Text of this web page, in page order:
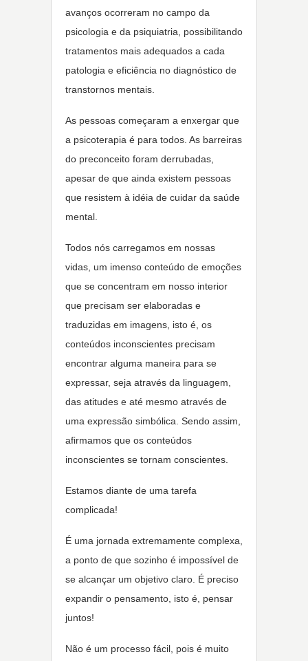
avanços ocorreram no campo da
psicologia e da psiquiatria, possibilitando
tratamentos mais adequados a cada
patologia e eficiência no diagnóstico de
transtornos mentais.
As pessoas começaram a enxergar que
a psicoterapia é para todos. As barreiras
do preconceito foram derrubadas,
apesar de que ainda existem pessoas
que resistem à idéia de cuidar da saúde
mental.
Todos nós carregamos em nossas
vidas, um imenso conteúdo de emoções
que se concentram em nosso interior
que precisam ser elaboradas e
traduzidas em imagens, isto é, os
conteúdos inconscientes precisam
encontrar alguma maneira para se
expressar, seja através da linguagem,
das atitudes e até mesmo através de
uma expressão simbólica. Sendo assim,
afirmamos que os conteúdos
inconscientes se tornam conscientes.
Estamos diante de uma tarefa
complicada!
É uma jornada extremamente complexa,
a ponto de que sozinho é impossível de
se alcançar um objetivo claro. É preciso
expandir o pensamento, isto é, pensar
juntos!
Não é um processo fácil, pois é muito